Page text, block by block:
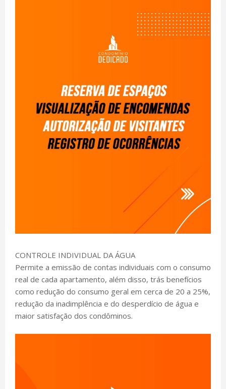
CONTROLE INDIVIDUAL DA ÁGUA
Permite a emissão de contas individuais com o consumo
real de cada apartamento, além disso, trás benefícios
como redução do consumo geral em cerca de 20 a 25%,
redução da inadimplência e do desperdício de água e
maior satisfação dos condôminos.